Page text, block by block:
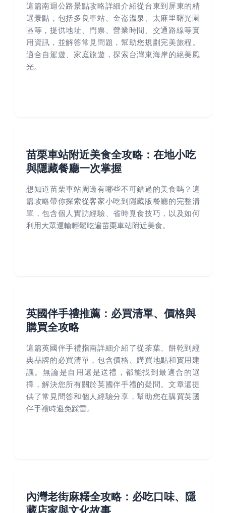
這篇南迴公路景點攻略詳細介紹從台東到屏東的精
選景點，包括多良車站、金崙溫泉、太麻里曙光園
區等，提供地址、門票、營業時間、交通路線等實
用資訊，並解答常見問題，幫助您規劃完美旅程。
適合自駕遊、家庭旅遊，探索台灣東海岸的絕美風
光。
苗栗車站附近美食全攻略：在地小吃
與隱藏餐廳一次掌握
想知道苗栗車站周邊有哪些不可錯過的美食嗎？這
篇攻略帶你探索從客家小吃到隱藏版餐廳的完整清
單，包含個人實訪經驗、省時覓食技巧，以及如何
利用大眾運輸輕鬆吃遍苗栗車站附近美食。
英國伴手禮推薦：必買清單、價格與
購買全攻略
這篇英國伴手禮指南詳細介紹了從茶葉、餅乾到經
典品牌的必買清單，包含價格、購買地點和實用建
議。無論是自用還是送禮，都能找到最適合的選
擇，解決您所有關於英國伴手禮的疑問。文章還提
供了常見問答和個人經驗分享，幫助您在購買英國
伴手禮時避免踩雷。
內灣老街麻糬全攻略：必吃口味、隱
藏店家與文化故事